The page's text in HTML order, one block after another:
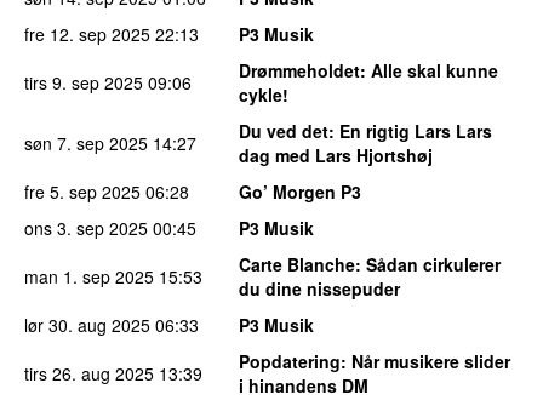
fre 12. sep 2025 22:13
P3 Musik
tirs 9. sep 2025 09:06 Drømmeholdet: Alle skal kunne
cykle!
søn 7. sep 2025 14:27 Du ved det: En rigtig Lars Lars
dag med Lars Hjortshøj
fre 5. sep 2025 06:28
Go’ Morgen P3
ons 3. sep 2025 00:45
P3 Musik
man 1. sep 2025 15:53 Carte Blanche: Sådan cirkulerer
du dine nissepuder
lør 30. aug 2025 06:33
P3 Musik
tirs 26. aug 2025 13:39 Popdatering: Når musikere slider
i hinandens DM